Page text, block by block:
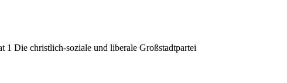
Die christlich-soziale und liberale Großstadtpartei